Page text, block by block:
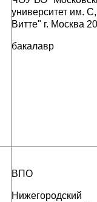
университет им.
Витте" г. Москва
бакалавр
ВПО
Нижегородский